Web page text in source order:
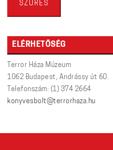
SZŰRÉS
ELÉRHETŐSÉG
Terror Háza Múzeum
1062 Budapest, Andrássy út 60.
Telefonszám: (1) 374 2664
konyvesbolt@terrorhaza.hu